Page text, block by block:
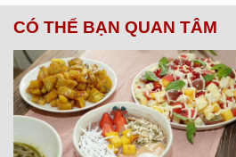
CÓ THỂ BẠN QUAN TÂM